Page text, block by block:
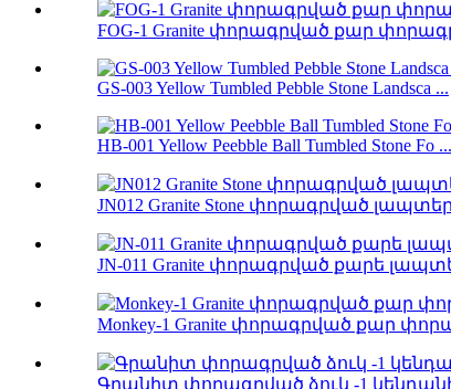
FOG-1 Granite փորագրված քար
GS-003 Yellow Tumbled Pebble Stone Landsca ...
HB-001 Yellow Peebble Ball Tumbled Stone Fo ...
JN012 Granite Stone փորագրված
JN-011 Granite փորագրված քարե
Monkey-1 Granite փորագրված քար
Գրանիտ փորագրված ձուկ -1